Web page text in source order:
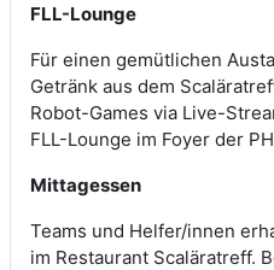
FLL-Lounge
Für einen gemütlichen
Getränk aus dem
Robot-Games via Live-
FLL-Lounge im Foyer der
Mittagessen
Teams und Helfer/innen
im Restaurant Scaläratreff.